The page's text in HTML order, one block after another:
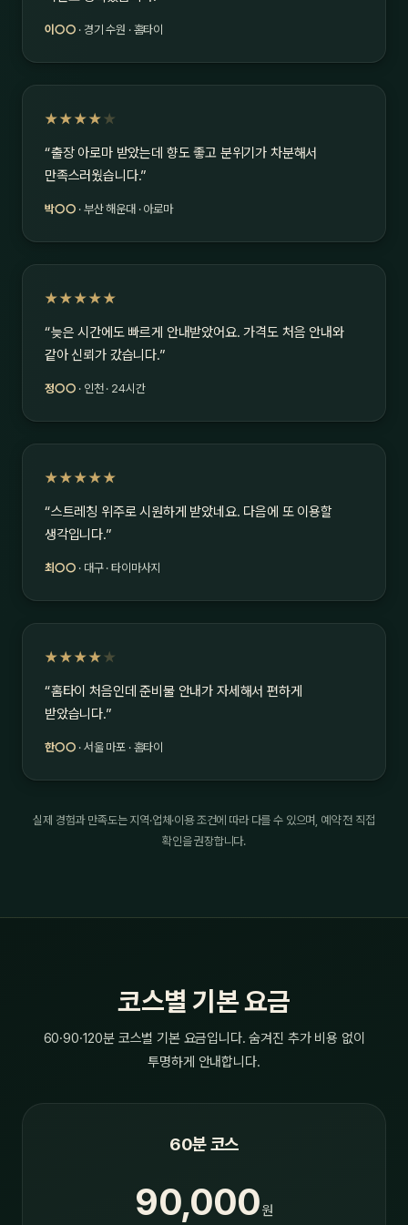
이○○ · 경기 수원 · 홈타이
★★★★ ★
“출장 아로마 받았는데 향도 좋고 분위기가 차분해서
만족스러웠습니다.”
박○○ · 부산 해운대 · 아로마
★★★★★
“늦은 시간에도 빠르게 안내받았어요. 가격도 처음 안내와
같아 신뢰가 갔습니다.”
정○○ · 인천 · 24시간
★★★★★
“스트레칭 위주로 시원하게 받았네요. 다음에 또 이용할
생각입니다.”
최○○ · 대구 · 타이마사지
★★★★ ★
“홈타이 처음인데 준비물 안내가 자세해서 편하게
받았습니다.”
한○○ · 서울 마포 · 홈타이
실제 경험과 만족도는 지역·업체·이용 조건에 따라 다를 수 있으며, 예약 전 직접
확인을 권장합니다.
코스별 기본 요금
60·90·120분 코스별 기본 요금입니다. 숨겨진 추가 비용 없이
투명하게 안내합니다.
60분 코스
90,000원